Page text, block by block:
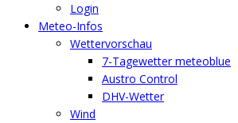
Login
Meteo-Infos
Wettervorschau
7-Tagewetter meteoblue
Austro Control
DHV-Wetter
Wind